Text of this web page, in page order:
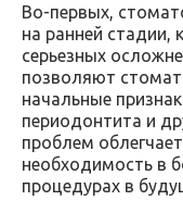
Во-первых,
на ранней стадии,
серьезных
позволяют
начальные
периодонтита и
проблем
необходимость в
процедурах в